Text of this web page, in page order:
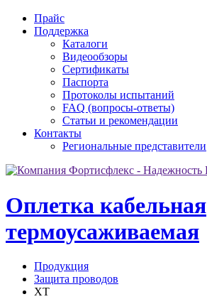
Прайс
Поддержка
Каталоги
Видеообзоры
Сертификаты
Паспорта
Протоколы испытаний
FAQ (вопросы-ответы)
Статьи и рекомендации
Контакты
Региональные представители
Оплетка кабельная
термоусаживаемая
Продукция
Защита проводов
XT